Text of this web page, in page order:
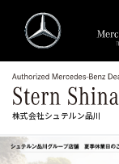
株式会社シュテルン品川